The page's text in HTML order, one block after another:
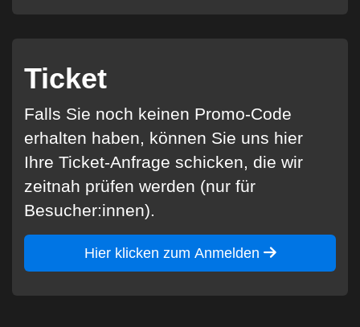
Ticket
Falls Sie noch keinen Promo-Code
erhalten haben, können Sie uns hier
Ihre Ticket-Anfrage schicken, die wir
zeitnah prüfen werden (nur für
Besucher:innen).
Hier klicken zum Anmelden